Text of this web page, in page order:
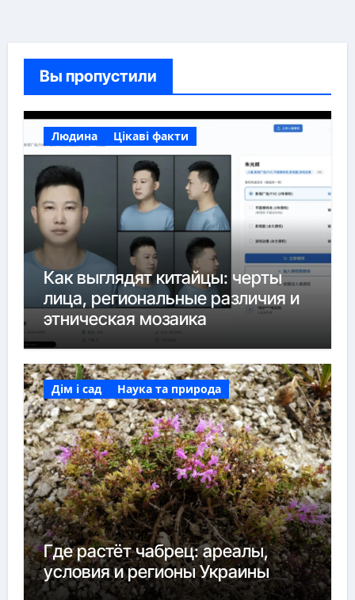
Вы пропустили
Людина Цікаві факти
Как выглядят китайцы: черты
лица, региональные различия и
этническая мозаика
Дім і сад Наука та природа
Где растёт чабрец: ареалы,
условия и регионы Украины